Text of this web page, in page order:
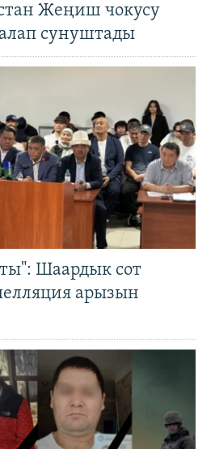
Жеңиш чокусу
сунуштады
Шаардык сот
арызын